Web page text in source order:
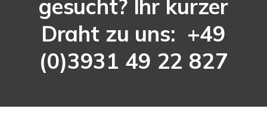
gesucht? Ihr kurzer
Draht zu uns: +49
(0)3931 49 22 827